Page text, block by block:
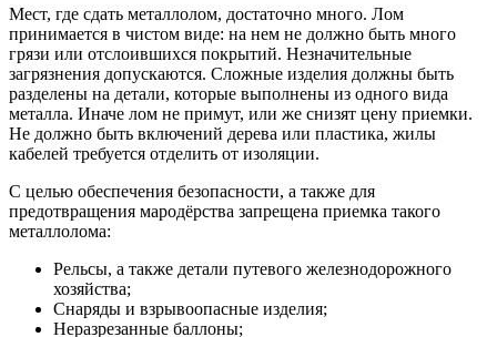
Мест, где сдать металлолом, достаточно много. Лом
принимается в чистом виде: на нем не должно быть много
грязи или отслоившихся покрытий. Незначительные
загрязнения допускаются. Сложные изделия должны быть
разделены на детали, которые выполнены из одного вида
металла. Иначе лом не примут, или же снизят цену приемки.
Не должно быть включений дерева или пластика, жилы
кабелей требуется отделить от изоляции.
С целью обеспечения безопасности, а также для
предотвращения мародёрства запрещена приемка такого
металлолома:
Рельсы, а также детали путевого железнодорожного
хозяйства;
Снаряды и взрывоопасные изделия;
Неразрезанные баллоны;